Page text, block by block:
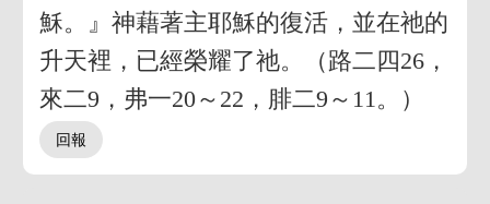
穌。』神藉著主耶穌的復活，並在祂的
升天裡，已經榮耀了祂。（路二四26，
來二9，弗一20～22，腓二9～11。）